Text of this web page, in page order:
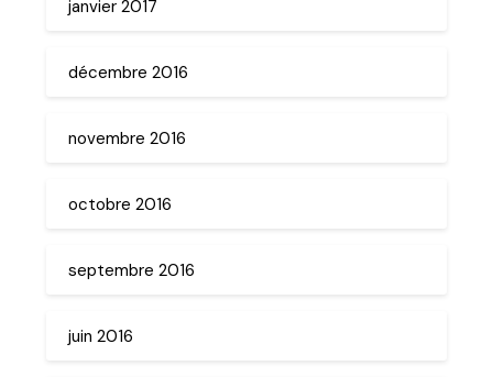
janvier 2017
décembre 2016
novembre 2016
octobre 2016
septembre 2016
juin 2016